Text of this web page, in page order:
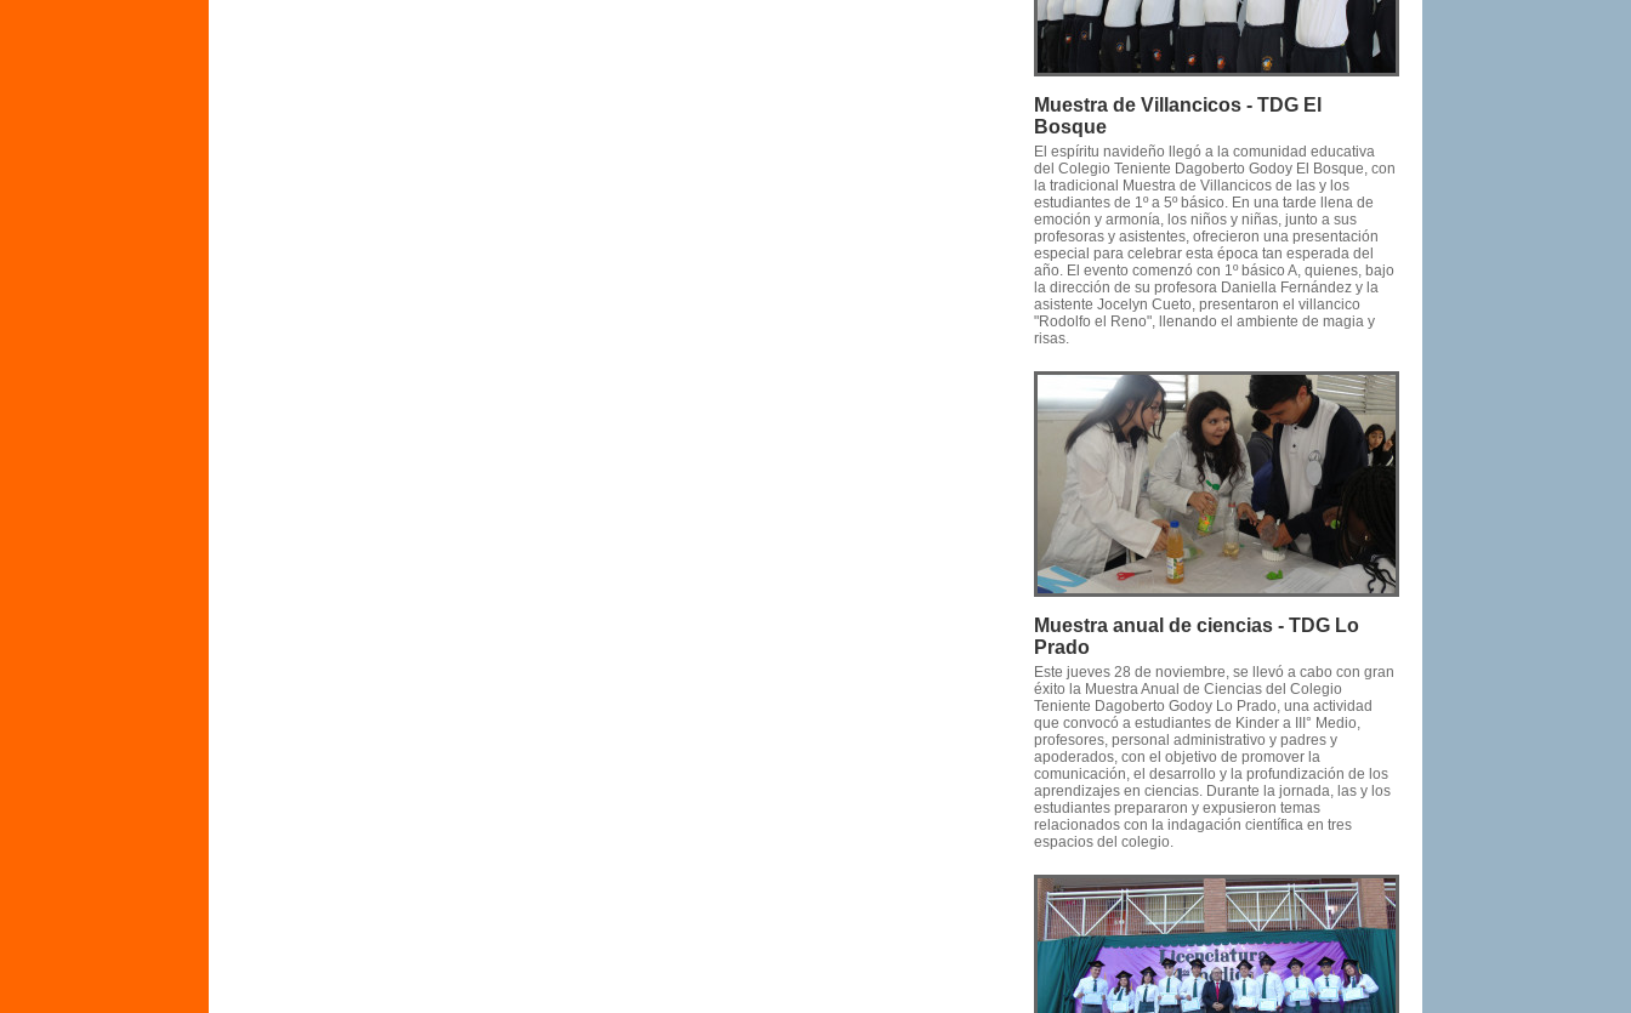
Muestra de Villancicos - TDG El
Bosque
El espíritu navideño llegó a la comunidad educativa
del Colegio Teniente Dagoberto Godoy El Bosque, con
la tradicional Muestra de Villancicos de las y los
estudiantes de 1º a 5º básico. En una tarde llena de
emoción y armonía, los niños y niñas, junto a sus
profesoras y asistentes, ofrecieron una presentación
especial para celebrar esta época tan esperada del
año. El evento comenzó con 1º básico A, quienes, bajo
la dirección de su profesora Daniella Fernández y la
asistente Jocelyn Cueto, presentaron el villancico
"Rodolfo el Reno", llenando el ambiente de magia y
risas.
Muestra anual de ciencias - TDG Lo
Prado
Este jueves 28 de noviembre, se llevó a cabo con gran
éxito la Muestra Anual de Ciencias del Colegio
Teniente Dagoberto Godoy Lo Prado, una actividad
que convocó a estudiantes de Kinder a III° Medio,
profesores, personal administrativo y padres y
apoderados, con el objetivo de promover la
comunicación, el desarrollo y la profundización de los
aprendizajes en ciencias. Durante la jornada, las y los
estudiantes prepararon y expusieron temas
relacionados con la indagación científica en tres
espacios del colegio.